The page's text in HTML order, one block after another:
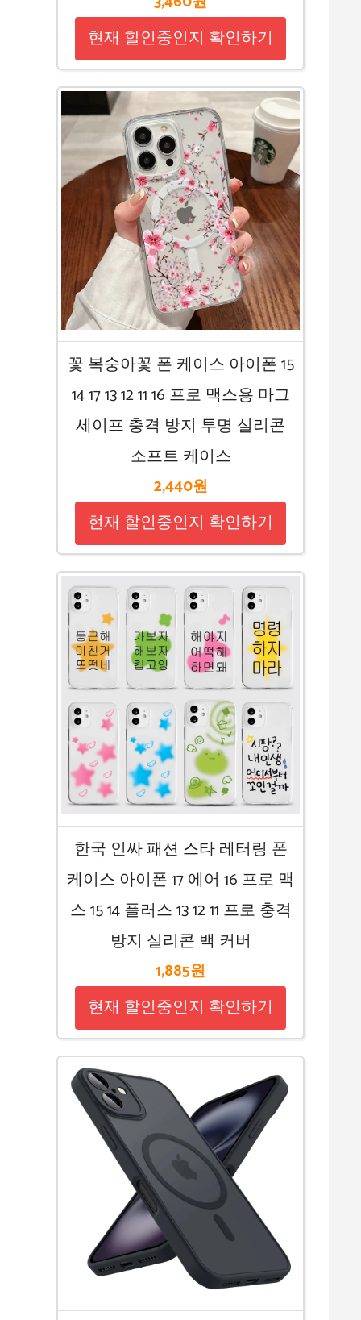
현재 할인중인지 확인하기
꽃 복숭아꽃 폰 케이스 아이폰 15
14 17 13 12 11 16 프로 맥스용 마그
세이프 충격 방지 투명 실리콘
소프트 케이스
2,440원
현재 할인중인지 확인하기
한국 인싸 패션 스타 레터링 폰
케이스 아이폰 17 에어 16 프로 맥
스 15 14 플러스 13 12 11 프로 충격
방지 실리콘 백 커버
1,885원
현재 할인중인지 확인하기